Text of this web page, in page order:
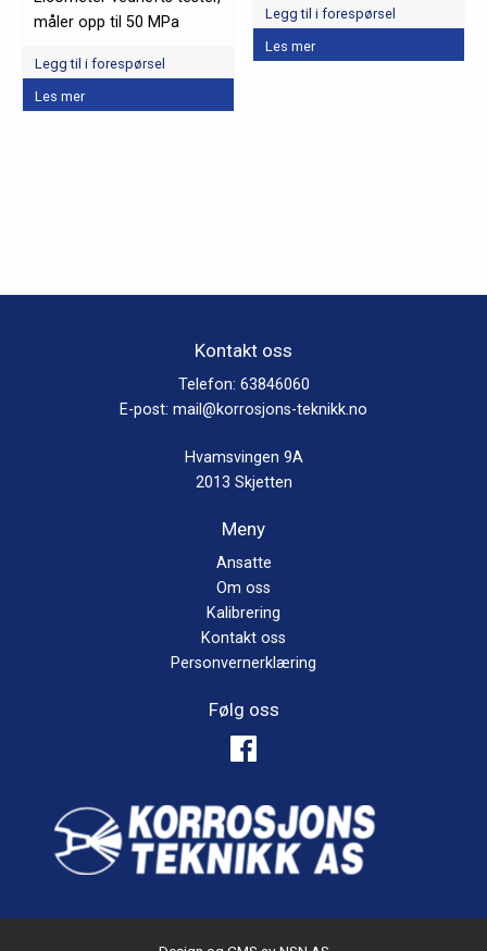
måler opp til 50 MPa
Legg til i forespørsel
Dette
produktet
Les mer
Legg til i forespørsel
Dette
produktet
Les mer
Kontakt oss
Telefon: 63846060
E-post: mail@korrosjons-teknikk.no
Hvamsvingen 9A
2013 Skjetten
Meny
Ansatte
Om oss
Kalibrering
Kontakt oss
Personvernerklæring
Følg oss